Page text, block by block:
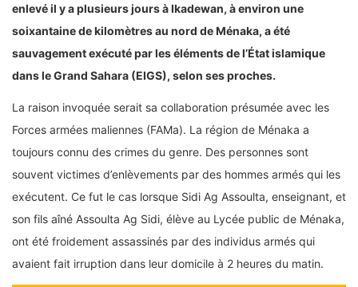
enlevé il y a plusieurs jours à Ikadewan, à environ une
soixantaine de kilomètres au nord de Ménaka, a été
sauvagement exécuté par les éléments de l’État islamique
dans le Grand Sahara (EIGS), selon ses proches.
La raison invoquée serait sa collaboration présumée avec les
Forces armées maliennes (FAMa). La région de Ménaka a
toujours connu des crimes du genre. Des personnes sont
souvent victimes d’enlèvements par des hommes armés qui les
exécutent. Ce fut le cas lorsque Sidi Ag Assoulta, enseignant, et
son fils aîné Assoulta Ag Sidi, élève au Lycée public de Ménaka,
ont été froidement assassinés par des individus armés qui
avaient fait irruption dans leur domicile à 2 heures du matin.